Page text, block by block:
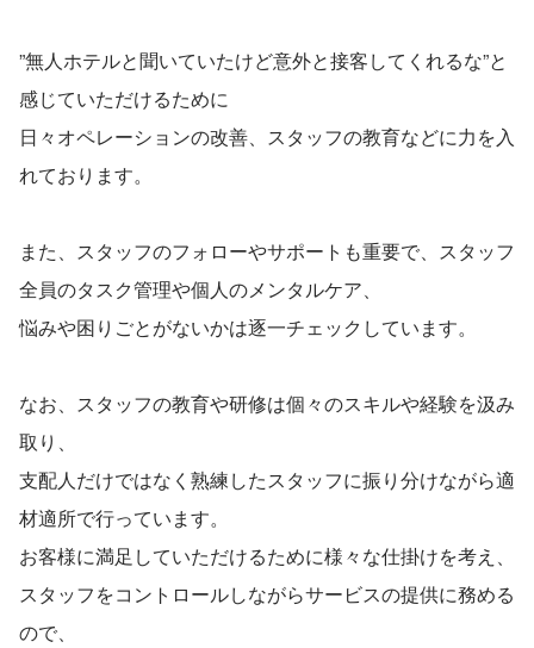
”無人ホテルと聞いていたけど意外と接客してくれるな”と
感じていただけるために
日々オペレーションの改善、スタッフの教育などに力を入
れております。
また、スタッフのフォローやサポートも重要で、スタッフ
全員のタスク管理や個人のメンタルケア、
悩みや困りごとがないかは逐一チェックしています。
なお、スタッフの教育や研修は個々のスキルや経験を汲み
取り、
支配人だけではなく熟練したスタッフに振り分けながら適
材適所で行っています。
お客様に満足していただけるために様々な仕掛けを考え、
スタッフをコントロールしながらサービスの提供に務める
ので、